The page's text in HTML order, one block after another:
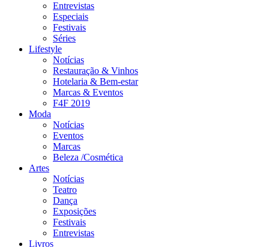
Entrevistas
Especiais
Festivais
Séries
Lifestyle
Notícias
Restauração & Vinhos
Hotelaria & Bem-estar
Marcas & Eventos
F4F 2019
Moda
Notícias
Eventos
Marcas
Beleza /Cosmética
Artes
Notícias
Teatro
Dança
Exposições
Festivais
Entrevistas
Livros